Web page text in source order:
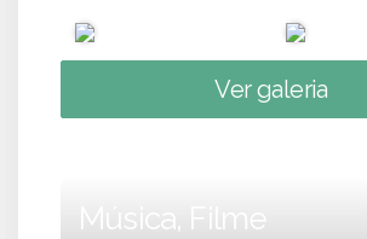
Ver galeria
Música, Filme